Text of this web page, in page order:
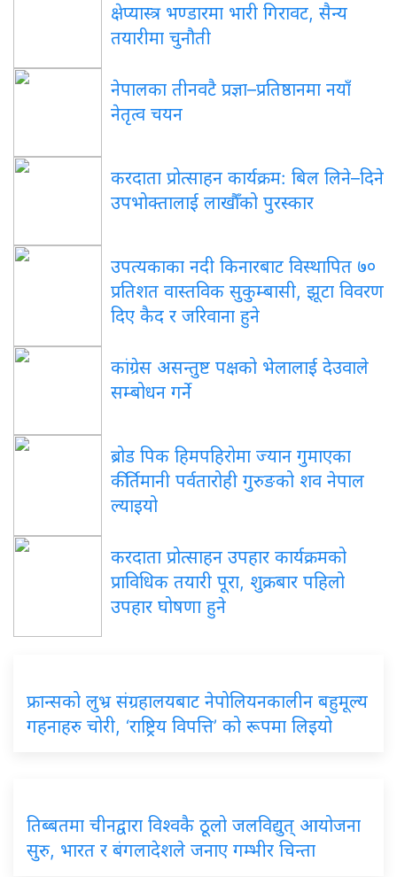
क्षेप्यास्त्र भण्डारमा भारी गिरावट, सैन्य
तयारीमा चुनौती
नेपालका तीनवटै प्रज्ञा–प्रतिष्ठानमा नयाँ
नेतृत्व चयन
करदाता प्रोत्साहन कार्यक्रम: बिल लिने–दिने
उपभोक्तालाई लाखौँको पुरस्कार
उपत्यकाका नदी किनारबाट विस्थापित ७०
प्रतिशत वास्तविक सुकुम्बासी, झूटा विवरण
दिए कैद र जरिवाना हुने
कांग्रेस असन्तुष्ट पक्षको भेलालाई देउवाले
सम्बोधन गर्ने
ब्रोड पिक हिमपहिरोमा ज्यान गुमाएका
कीर्तिमानी पर्वतारोही गुरुङको शव नेपाल
ल्याइयो
करदाता प्रोत्साहन उपहार कार्यक्रमको
प्राविधिक तयारी पूरा, शुक्रबार पहिलो
उपहार घोषणा हुने
फ्रान्सको लुभ्र संग्रहालयबाट नेपोलियनकालीन बहुमूल्य
गहनाहरु चोरी, ‘राष्ट्रिय विपत्ति’ को रूपमा लिइयो
तिब्बतमा चीनद्वारा विश्वकै ठूलो जलविद्युत् आयोजना
सुरु, भारत र बंगलादेशले जनाए गम्भीर चिन्ता